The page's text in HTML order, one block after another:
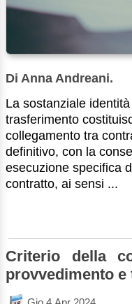
Di Anna Andreani.
La sostanziale
trasferimento
collegamento tra
definitivo, con la
esecuzione specifica
contratto, ai sensi ...
Criterio della
provvedimento